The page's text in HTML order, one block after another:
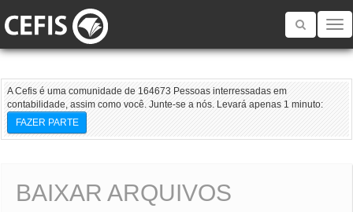
Toggle
A Cefis é uma comunidade de 164673 Pessoas interressadas em
contabilidade, assim como você. Junte-se a nós. Levará apenas 1 minuto:
FAZER PARTE
BAIXAR ARQUIVOS